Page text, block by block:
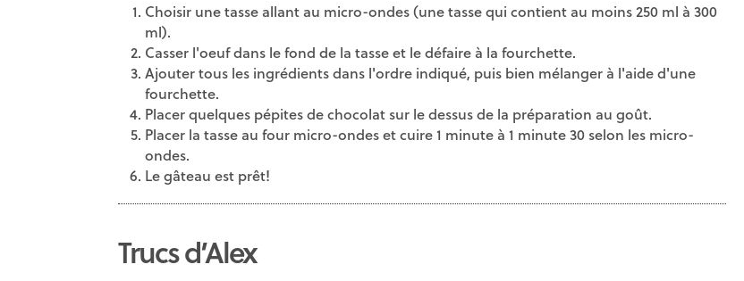
Choisir une tasse allant au micro-ondes (une tasse qui contient au moins 250 ml à 300
ml).
Casser l'oeuf dans le fond de la tasse et le défaire à la fourchette.
Ajouter tous les ingrédients dans l'ordre indiqué, puis bien mélanger à l'aide d'une
fourchette.
Placer quelques pépites de chocolat sur le dessus de la préparation au goût.
Placer la tasse au four micro-ondes et cuire 1 minute à 1 minute 30 selon les micro-
ondes.
Le gâteau est prêt!
Trucs d’Alex